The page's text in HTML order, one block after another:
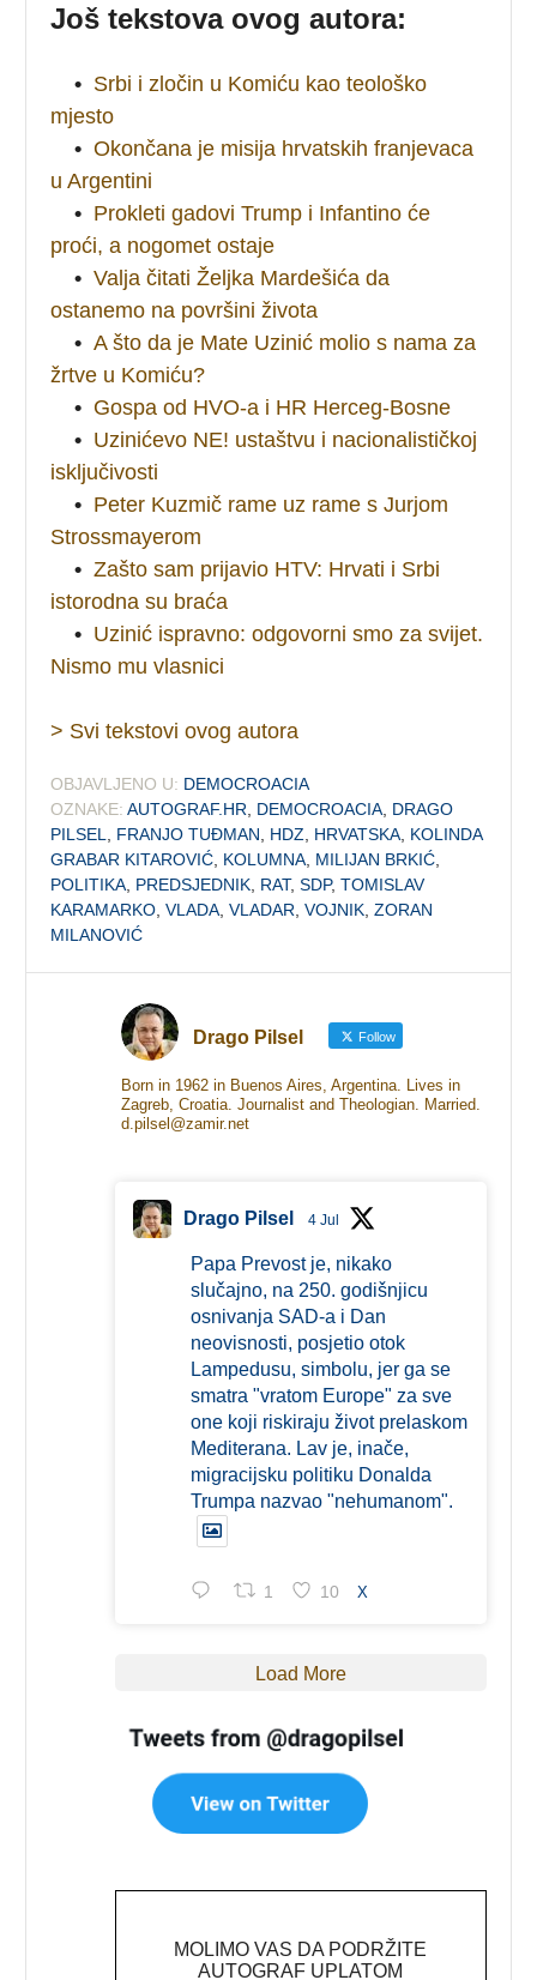
Još tekstova ovog autora:
• Srbi i zločin u Komiću kao teološko
mjesto
• Okončana je misija hrvatskih franjevaca
u Argentini
• Prokleti gadovi Trump i Infantino će
proći, a nogomet ostaje
• Valja čitati Željka Mardešića da
ostanemo na površini života
• A što da je Mate Uzinić molio s nama za
žrtve u Komiću?
• Gospa od HVO-a i HR Herceg-Bosne
• Uzinićevo NE! ustaštvu i nacionalističkoj
isključivosti
• Peter Kuzmič rame uz rame s Jurjom
Strossmayerom
• Zašto sam prijavio HTV: Hrvati i Srbi
istorodna su braća
• Uzinić ispravno: odgovorni smo za svijet.
Nismo mu vlasnici
> Svi tekstovi ovog autora
OBJAVLJENO U: DEMOCROACIA
OZNAKE: AUTOGRAF.HR DEMOCROACIA DRAGO
PILSEL
FRANJO TUĐMAN HDZ HRVATSKA KOLINDA
GRABAR KITAROVIĆ KOLUMNA MILIJAN BRKIĆ
POLITIKA PREDSJEDNIK RAT,SDP,TOMISLAV
KARAMARKO ,VLADA ,VLADAR ,VOJNIK ,ZORAN
MILANOVIĆ
Drago Pilsel Follow
Born in 1962 in Buenos Aires, Argentina. Lives in
Zagreb, Croatia. Journalist and Theologian. Married.
d.pilsel@zamir.net
Drago Pilsel 4 Jul
Papa Prevost je, nikako
slučajno, na 250. godišnjicu
osnivanja SAD-a i Dan
neovisnosti, posjetio otok
Lampedusu, simbolu, jer ga se
smatra "vratom Europe" za sve
one koji riskiraju život prelaskom
Mediterana. Lav je, inače,
migracijsku politiku Donalda
Trumpa nazvao "nehumanom".
1 10 X
Load More
MOLIMO VAS DA PODRŽITE
AUTOGRAF UPLATOM